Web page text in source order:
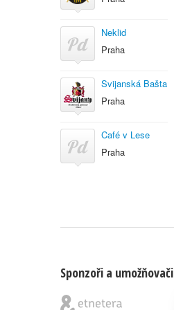
Neklid
Praha
Svijanská Bašta
Praha
Café v Lese
Praha
Sponzoři a umožňovači